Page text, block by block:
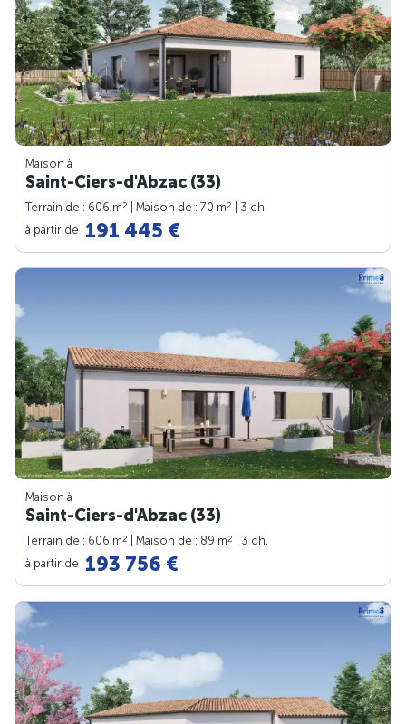
Maison à
Saint-Ciers-d'Abzac (33)
Terrain de : 606 m2 | Maison de : 70 m2
| 3 ch.
à partir de 191 445 €
Maison à
Saint-Ciers-d'Abzac (33)
Terrain de : 606 m2 | Maison de : 89 m2
| 3 ch.
à partir de 193 756 €